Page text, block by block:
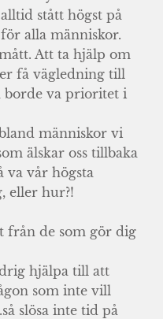
stått högst på
alla människor.
Att ta hjälp om
få vägledning till
borde va prioritet i
människor vi
älskar oss tillbaka
va vår högsta
eller hur?!
från de som gör dig
hjälpa till att
som inte vill
slösa inte tid på